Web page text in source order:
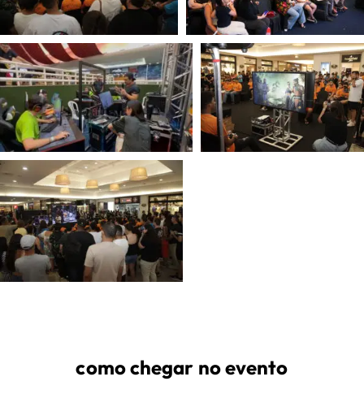
como chegar no evento